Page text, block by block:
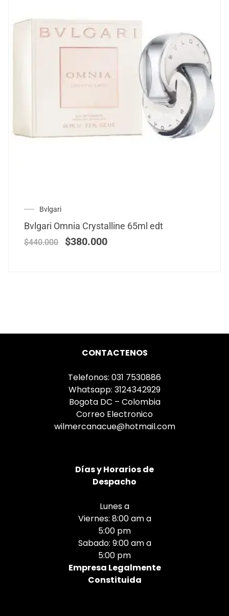
Bvlgari
Bvlgari Omnia Crystalline 65ml edt
$440.000 $380.000
CONTACTENOS
Telefonos: 031 7530886
Whatsapp: 3124342929
Bogota DC – Colombia
Correo Electronico
wilmercanacue@hotmail.com
Díasy Horarios de
Despacho
Lunes a
Viernes: 8:00 am a
5:00 pm
Sabado: 9:00 am a
5:00 pm
Empresa Legalmente
Constituida